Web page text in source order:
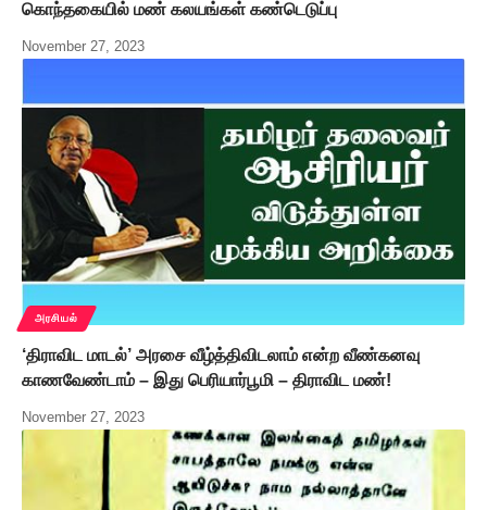
கொந்தகையில் மண் கலயங்கள் கண்டெடுப்பு
November 27, 2023
அரசியல்
‘திராவிட மாடல்’ அரசை வீழ்த்திவிடலாம் என்ற வீண்கனவு
காணவேண்டாம் – இது பெரியார்பூமி – திராவிட மண்!
November 27, 2023